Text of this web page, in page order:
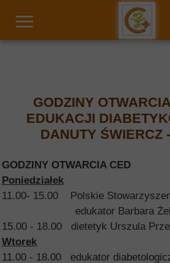
GODZINY OTWARCIA CED
Poniedziałek
11.00- 15.00 Polskie
edukator Barbara
15.00 - 18.00 dietetyk Urszula
Wtorek
11.00 - 18.00 edukator
GODZINY
EDUKACJI
DANUTY ŚWIERCZ